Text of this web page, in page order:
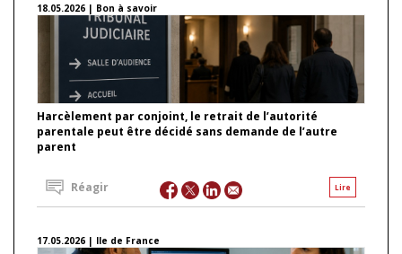
18.05.2026 | Bon à savoir
Harcèlement par conjoint, le retrait de l’autorité
parentale peut être décidé sans demande de l’autre
parent
Lire
Réagir
17.05.2026 | Ile de France